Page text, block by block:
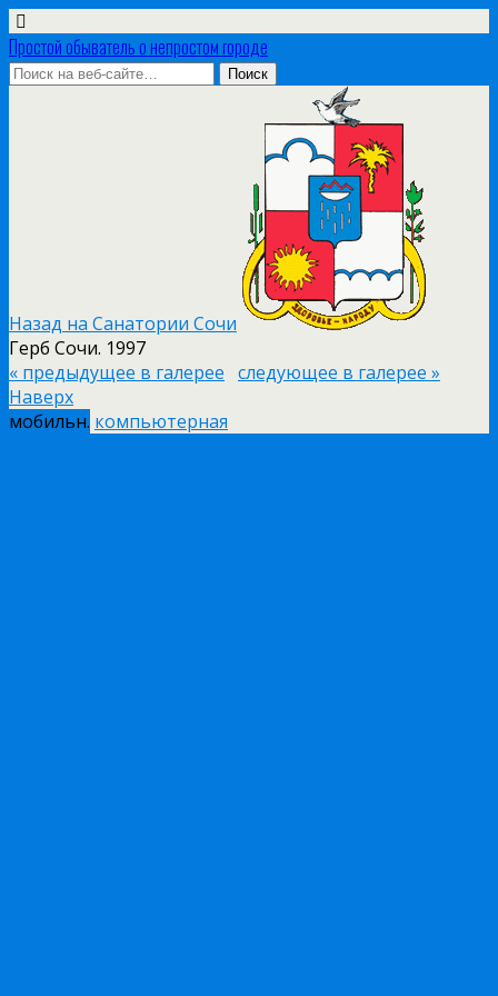
Простой обыватель о непростом городе
Назад на Санатории Сочи
Герб Сочи. 1997
« предыдущее в галерее следующее в галерее »
Наверх
мобильн. компьютерная